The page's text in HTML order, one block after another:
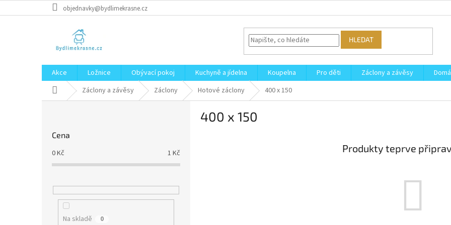
na
objednavky@bydlimekrasne.cz
HLEDAT
Akce Ložnice Obývací pokoj Kuchyně a jídelna Koupelna Pro děti Záclony a závěsy
Domů Záclony a závěsy Záclony Hotové záclony 400 x 150
Cena
0Kč 1 Kč
Na skladě 0
400 x 150
Produkty teprve